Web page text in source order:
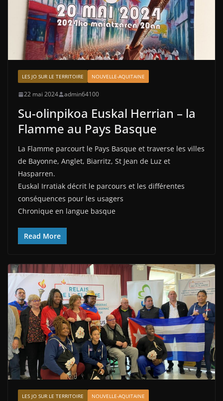
LES JO SUR LE TERRITOIRE NOUVELLE-AQUITAINE
22 mai 2024 admin64100
Su-olinpikoa Euskal Herrian – la
Flamme au Pays Basque
La Flamme parcourt le Pays Basque et traverse les villes
de Bayonne, Anglet, Biarritz, St Jean de Luz et
Hasparren.
Euskal Irratiak décrit le parcours et les différentes
conséquences pour les usagers
Chronique en langue basque
Read More
LES JO SUR LE TERRITOIRE NOUVELLE-AQUITAINE